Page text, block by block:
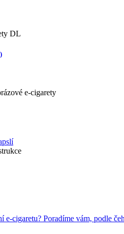
e-cigaretu? Poradíme vám, podle